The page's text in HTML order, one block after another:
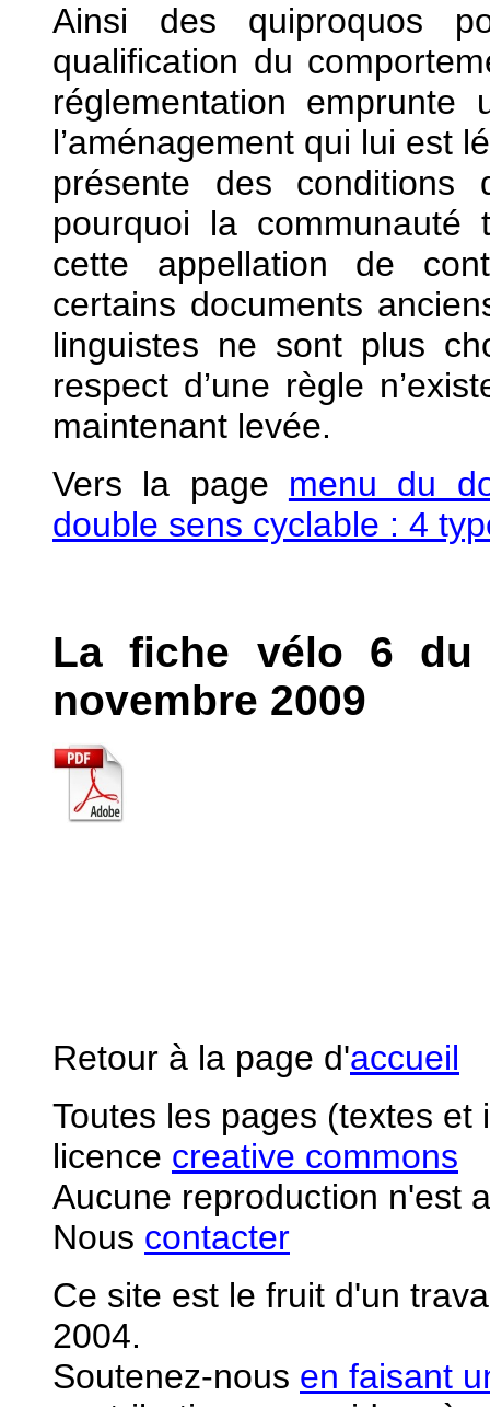
Ainsi des quiproquos
qualification du
réglementation
l’aménagement qui lui est
présente des conditions
pourquoi la communauté
cette appellation de
certains documents
linguistes ne sont plus
respect d’une règle
maintenant levée.
Vers la page menu du
double sens cyclable : 4
La fiche vélo 6 du
novembre 2009
Retour à la page d'accueil
Toutes les pages (textes
licence creative commons
Aucune reproduction n'est
Nous contacter
Ce site est le fruit d'un
2004.
Soutenez-nous en faisant